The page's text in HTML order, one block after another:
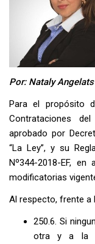
Por: Nataly
Para el propósito
Contrataciones
aprobado por
“La Ley”, y su
Nº344-2018-EF, en
modificatorias
Al respecto, frente a
250.6. Si
otra y a la